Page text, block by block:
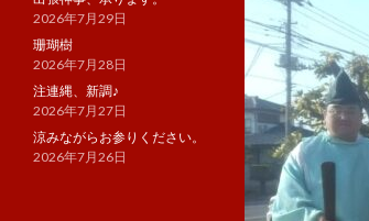
2026年7月29日
珊瑚樹
2026年7月28日
注連縄、新調♪
2026年7月27日
涼みながらお参りください。
2026年7月26日